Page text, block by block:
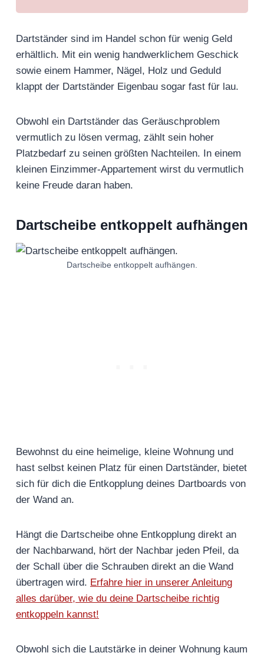
Dartständer sind im Handel schon für wenig Geld
erhältlich. Mit ein wenig handwerklichem Geschick
sowie einem Hammer, Nägel, Holz und Geduld
klappt der Dartständer Eigenbau sogar fast für lau.
Obwohl ein Dartständer das Geräuschproblem
vermutlich zu lösen vermag, zählt sein hoher
Platzbedarf zu seinen größten Nachteilen. In einem
kleinen Einzimmer-Appartement wirst du vermutlich
keine Freude daran haben.
Dartscheibe entkoppelt aufhängen
Dartscheibe entkoppelt aufhängen.
Bewohnst du eine heimelige, kleine Wohnung und
hast selbst keinen Platz für einen Dartständer, bietet
sich für dich die Entkopplung deines Dartboards von
der Wand an.
Hängt die Dartscheibe ohne Entkopplung direkt an
der Nachbarwand, hört der Nachbar jeden Pfeil, da
der Schall über die Schrauben direkt an die Wand
übertragen wird. Erfahre hier in unserer Anleitung
alles darüber, wie du deine Dartscheibe richtig
entkoppeln kannst!
Obwohl sich die Lautstärke in deiner Wohnung kaum